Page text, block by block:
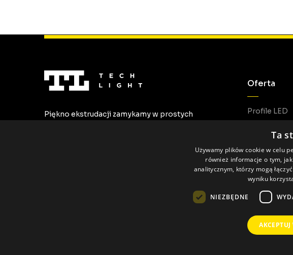
Piękno ekstrudacji zamykamy w prostych
Oferta
Profile LED
Do pobrania
Ta
Używamy plików cookie w celu
również informacje o tym,
analitycznym, którzy mogą
wyniku
NIEZBĘDNE
AKCEPTUJ